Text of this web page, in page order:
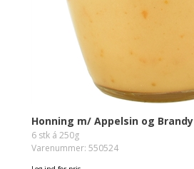
Honning m/ Appelsin og Brandy
6 stk á 250g
Varenummer: 550524